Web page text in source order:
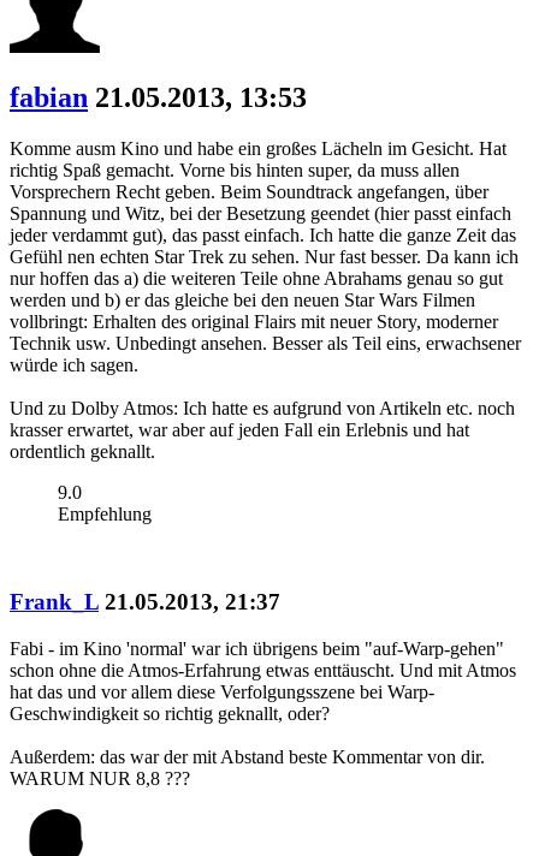
fabian 21.05.2013, 13:53
Komme ausm Kino und habe ein großes Lächeln im Gesicht. Hat
richtig Spaß gemacht. Vorne bis hinten super, da muss allen
Vorsprechern Recht geben. Beim Soundtrack angefangen, über
Spannung und Witz, bei der Besetzung geendet (hier passt einfach
jeder verdammt gut), das passt einfach. Ich hatte die ganze Zeit das
Gefühl nen echten Star Trek zu sehen. Nur fast besser. Da kann ich
nur hoffen das a) die weiteren Teile ohne Abrahams genau so gut
werden und b) er das gleiche bei den neuen Star Wars Filmen
vollbringt: Erhalten des original Flairs mit neuer Story, moderner
Technik usw. Unbedingt ansehen. Besser als Teil eins, erwachsener
würde ich sagen.
Und zu Dolby Atmos: Ich hatte es aufgrund von Artikeln etc. noch
krasser erwartet, war aber auf jeden Fall ein Erlebnis und hat
ordentlich geknallt.
9.0
Empfehlung
Frank_L 21.05.2013, 21:37
Fabi - im Kino 'normal' war ich übrigens beim "auf-Warp-gehen"
schon ohne die Atmos-Erfahrung etwas enttäuscht. Und mit Atmos
hat das und vor allem diese Verfolgungsszene bei Warp-
Geschwindigkeit so richtig geknallt, oder?
Außerdem: das war der mit Abstand beste Kommentar von dir.
WARUM NUR 8,8 ???